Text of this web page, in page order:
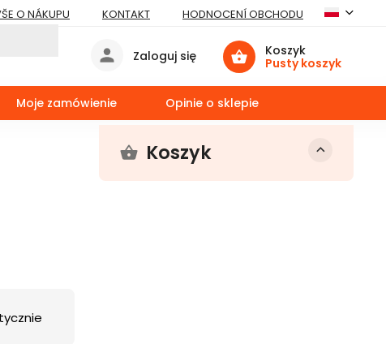
O NÁKUPU KONTAKT HODNOCENÍ OBCHODU
Koszyk
Pusty koszyk
Zaloguj się
Moje zamówienie Opinie o sklepie
Koszyk